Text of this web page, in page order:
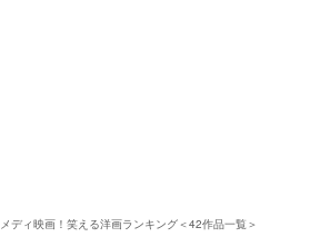
ディ映画！笑える洋画ランキング＜42作品一覧＞